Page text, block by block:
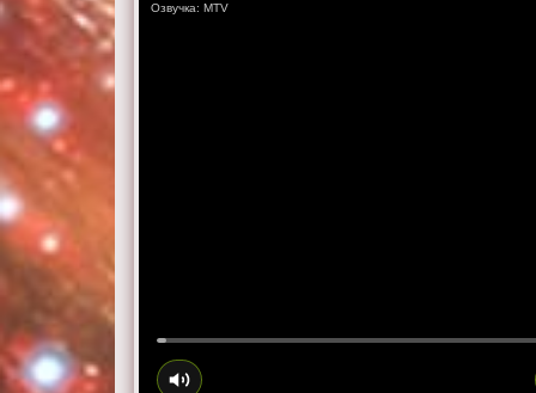
Озвучка:MTV